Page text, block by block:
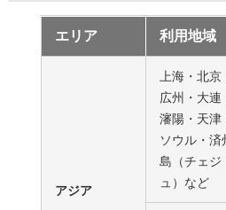
エリア 利用地域
アジア
上海・北京
広州・大連
瀋陽・天津
ソウル・済
島（チェジ
ュ）など